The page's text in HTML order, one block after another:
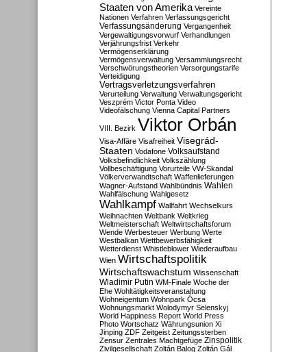
Staaten von Amerika Vereinte
Nationen Verfahren Verfassungsgericht
Verfassungsänderung Vergangenheit
Vergewaltigungsvorwurf Verhandlungen
Verjährungsfrist Verkehr
Vermögenserklärung
Vermögensverwaltung Versammlungsrecht
Verschwörungstheorien Versorgungstarife
Verteidigung
Vertragsverletzungsverfahren
Verurteilung Verwaltung Verwaltungsgericht
Veszprém Victor Ponta Video
Videofälschung Vienna Capital Partners
VIII. Bezirk Viktor Orbán
Visa-Affäre Visafreiheit Visegrád-
Staaten Vodafone Volksaufstand
Volksbefindlichkeit Volkszählung
Vollbeschäftigung Vorurteile VW-Skandal
Völkerverwandtschaft Waffenlieferungen
Wagner-Aufstand Wahlbündnis Wahlen
Wahlfälschung Wahlgesetz
Wahlkampf Wallfahrt Wechselkurs
Weihnachten Weltbank Weltkrieg
Weltmeisterschaft Weltwirtschaftsforum
Wende Werbesteuer Werbung Werte
Westbalkan Wettbewerbsfähigkeit
Wetterdienst Whistleblower Wiederaufbau
Wien Wirtschaftspolitik
Wirtschaftswachstum Wissenschaft
Wladimir Putin WM-Finale Woche der
Ehe Wohltätigkeitsveranstaltung
Wohneigentum Wohnpark Ócsa
Wohnungsmarkt Wolodymyr Selenskyj
World Happiness Report World Press
Photo Wortschatz Währungsunion Xi
Jinping ZDF Zeitgeist Zeitungssterben
Zensur Zentrales Machtgefüge Zinspolitik
Zivilgesellschaft Zoltán Balog Zoltán Gál